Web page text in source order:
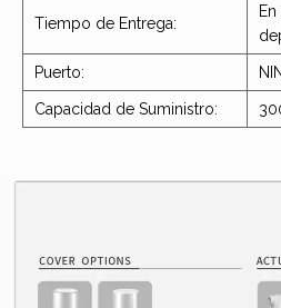
Tiempo de Entrega:
Puerto:
Capacidad de Suministro: